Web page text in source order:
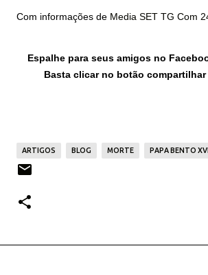
Com informações de Media SET TG Com
Espalhe para seus amigos no
Basta clicar no botão
ARTIGOS BLOG MORTE PAPA BENTO XVI